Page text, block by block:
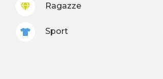
Ragazze
Sport